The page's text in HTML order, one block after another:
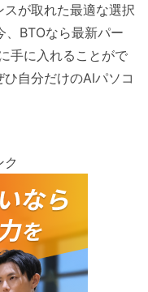
が取れた最適な選択
、BTOなら最新パー
手に入れることがで
自分だけのAIパソコ
ク